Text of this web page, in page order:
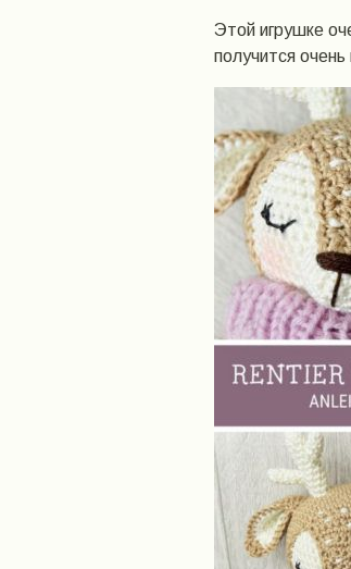
Этой игрушке
получится